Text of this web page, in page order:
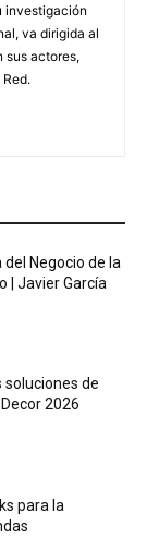
investigación
va dirigida al
sus actores,
del Negocio de la
| Javier García
soluciones de
2026
para la